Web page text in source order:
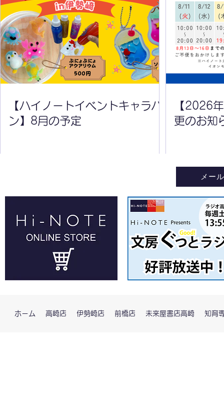
【ハイノートイベントキャラ
バン】8月の予定
【2026年
変更のお知
【ハイノートイベントキャラバ
ン】8月の予定
【2026
更のお知
メー
ホーム 高崎店 伊勢崎店 前橋店 未来屋書店高崎 知育